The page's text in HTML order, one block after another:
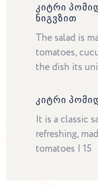
ᲙᲘᲢᲠᲘ
ᲜᲘᲒᲕᲖᲘᲗ
The salad is
tomatoes,
the dish its
ᲙᲘᲢᲠᲘ
It is a classic
refreshing,
tomatoes | 15